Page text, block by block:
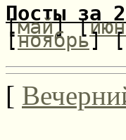
Посты за
[май] [
[ноябрь] [
[